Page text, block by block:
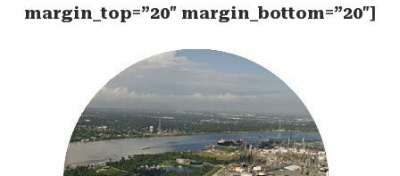
margin_top=”20″ margin_bottom=”20″]